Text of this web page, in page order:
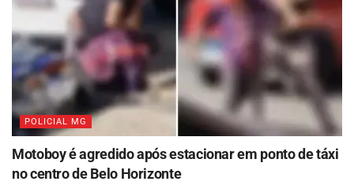
POLICIAL MG
Motoboy é agredido após estacionar em ponto de táxi
no centro de Belo Horizonte